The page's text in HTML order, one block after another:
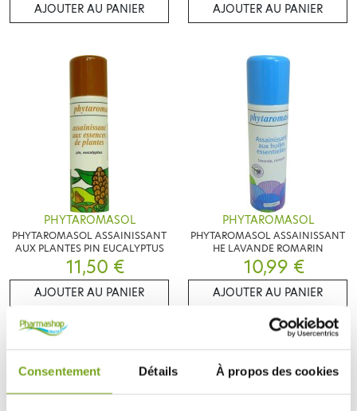
Consentement Détails À propos des cookies
AJOUTER AU PANIER AJOUTER AU PANIER
PHYTAROMASOL
PHYTAROMASOL ASSAINISSANT
AUX PLANTES PIN EUCALYPTUS
11,50 €
AJOUTER AU PANIER
PHYTAROMASOL
PHYTAROMASOL ASSAINISSANT
HE LAVANDE ROMARIN
10,99 €
AJOUTER AU PANIER